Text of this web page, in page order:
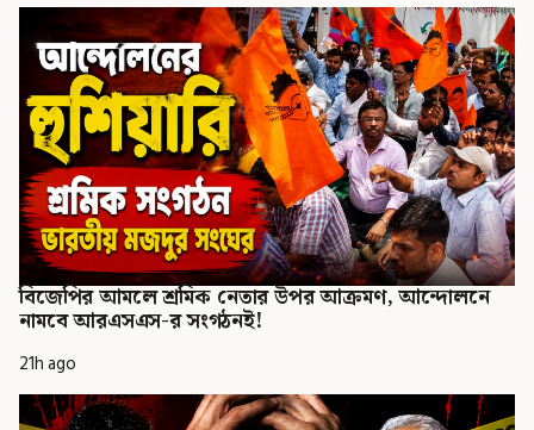
বিজেপির আমলে শ্রমিক নেতার উপর আক্রমণ, আন্দোলনে
নামবে আরএসএস-র সংগঠনই!
21h ago